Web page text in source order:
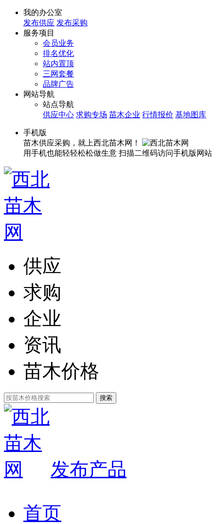
我的办公室
发布供应 发布采购
服务项目
会员业务
排名优化
站内置顶
三网套餐
品牌广告
网站导航
站点导航
供应中心 求购专场 苗木企业 行情报价 基地图库
手机版
苗木供应采购，就上西北苗木网！
用手机也能轻轻松松做生意 扫描二维码访问手机版网站
供应
求购
企业
资讯
苗木价格
发布产品
首页